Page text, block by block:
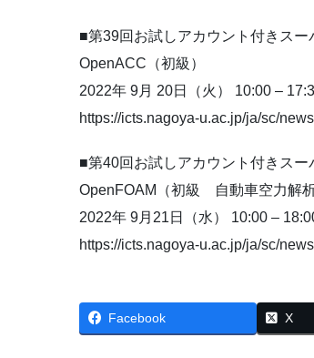
■第39回お試しアカウント付きス
OpenACC（初級）
2022年 9月 20日（火） 10:00 –
https://icts.nagoya-u.ac.jp/ja/sc/
■第40回お試しアカウント付きス
OpenFOAM（初級 自動車空力解析
2022年 9月21日（水） 10:00 –
https://icts.nagoya-u.ac.jp/ja/sc/
Facebook X